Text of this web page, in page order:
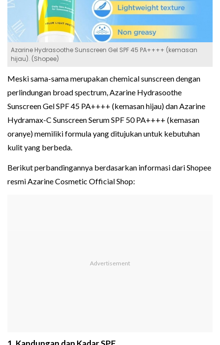
Azarine Hydrasoothe Sunscreen Gel SPF 45 PA++++ (kemasan
hijau). (Shopee)
Meski sama-sama merupakan chemical sunscreen dengan
perlindungan broad spectrum, Azarine Hydrasoothe
Sunscreen Gel SPF 45 PA++++ (kemasan hijau) dan Azarine
Hydramax-C Sunscreen Serum SPF 50 PA++++ (kemasan
oranye) memiliki formula yang ditujukan untuk kebutuhan
kulit yang berbeda.
Berikut perbandingannya berdasarkan informasi dari Shopee
resmi Azarine Cosmetic Official Shop: